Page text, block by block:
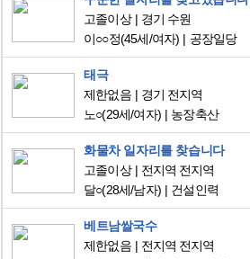
고졸이상
경기 수원
이○○정(45세/여자) 공장일당
태극
제한없음
경기 전지역
노○(29세/여자) 농장축산
화물차 일자리를 찾습니다
고졸이상
전지역 전지역
달○(28세/남자) 건설인력
베트남쌀국수
제한없음
전지역 전지역